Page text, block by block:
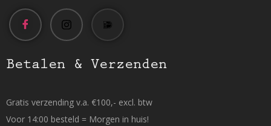
Betalen & Verzenden
Gratis verzending v.a. €100,- excl. btw
Voor 14:00 besteld = Morgen in huis!